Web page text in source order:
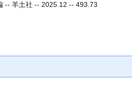
-- 羊土社 -- 2025.12 -- 493.73